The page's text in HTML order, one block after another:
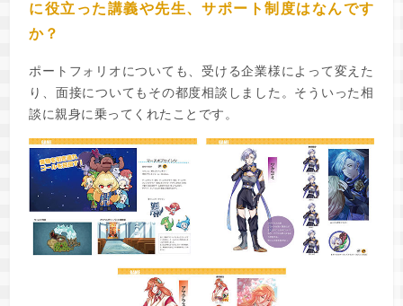
に役立った講義や先生、サポート制度はなんです
か？
ポートフォリオについても、受ける企業様によって変えた
り、面接についてもその都度相談しました。そういった相
談に親身に乗ってくれたことです。